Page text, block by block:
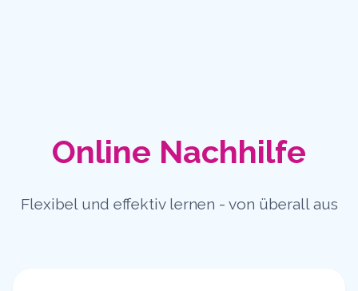
Online Nachhilfe
Flexibel und effektiv lernen - von überall aus